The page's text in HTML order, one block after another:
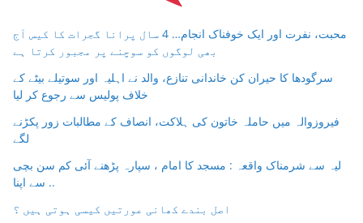
محبت، نفرت اور ایک خوفناک انجام… 4 سال پرانا گجرات کا کیس آج
بھی لوگوں کو سوچنے پر مجبور کرتا ہے
سرگودھا کا حیران کن خاندانی تنازع، والد نے اہلیہ اور سوتیلے بیٹے کے
خلاف پولیس سے رجوع کر لیا
فیروزوالہ میں حاملہ خاتون کی ہلاکت، انصاف کے مطالبات زور پکڑنے
لگے
لیہ سے شرمناک واقعہ : مسجد کا امام ، سپارہ پڑھنے آئی کم سن بچی
سے اپنا ..
اصل بندے کھانی عورتیں کیسی ہوتی ہیں ؟